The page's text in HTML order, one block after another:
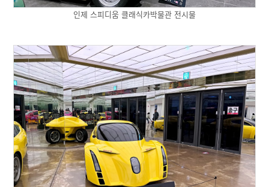
인제 스피디움 클래식카박물관 전시물